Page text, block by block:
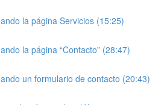
la página Servicios (15:25)
la página “Contacto” (28:47)
un formulario de contacto (20:43)